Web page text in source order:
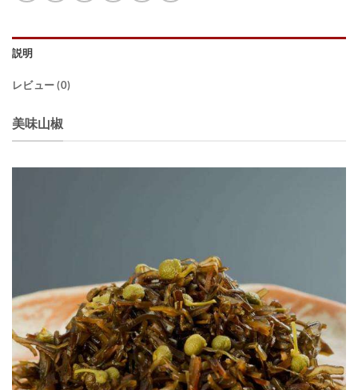
説明
レビュー (0)
美味山椒